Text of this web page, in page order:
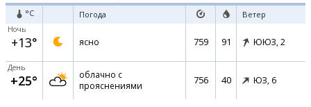
°C Погода Ветер
Ночь
+13° ясно 759 91 ЮЮЗ, 2
День
+25°
облачно с
прояснениями
756 40 ЮЗ, 6